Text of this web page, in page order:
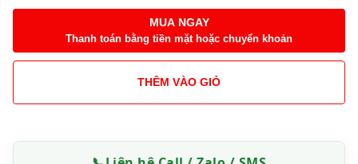
MUA NGAY
Thanh toán bằng tiền mặt hoặc chuyển khoản
THÊM VÀO GIỎ